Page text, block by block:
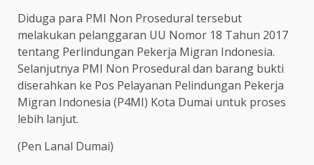
Diduga para PMI Non Prosedural tersebut
melakukan pelanggaran UU Nomor 18 Tahun 2017
tentang Perlindungan Pekerja Migran Indonesia.
Selanjutnya PMI Non Prosedural dan barang bukti
diserahkan ke Pos Pelayanan Pelindungan Pekerja
Migran Indonesia (P4MI) Kota Dumai untuk proses
lebih lanjut.
(Pen Lanal Dumai)